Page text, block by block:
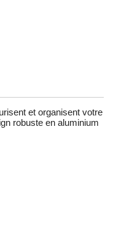
et organisent votre
robuste en aluminium